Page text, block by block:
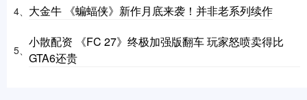
4、 大金牛 《蝙蝠侠》新作月底来袭！并非老系列续作
5、
小散配资 《FC 27》终极加强版翻车 玩家怒喷卖得比
GTA6还贵